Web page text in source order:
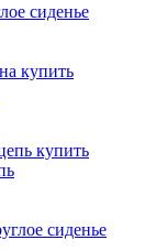
сиденье